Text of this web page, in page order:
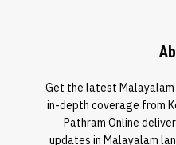
Get the latest Malayalam
in-depth coverage from
Pathram Online
updates in Malayalam